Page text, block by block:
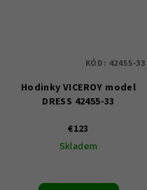
Hodinky VICEROY model
DRESS 42455-33
€123
Skladem
KÓD: 42455-33